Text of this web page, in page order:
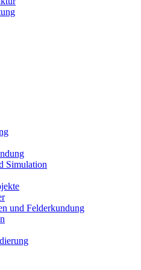
Simulation
und Felderkundung